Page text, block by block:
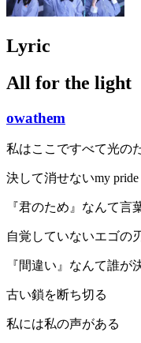
Lyric
All for the light
owathem
私はここですべて光の
決して消せないmy pride
『君のため』なんて
自覚していないエゴの
『間違い』なんて誰が
古い鎖を断ち切る
私には私の声がある